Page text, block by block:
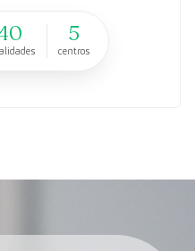
5
centros